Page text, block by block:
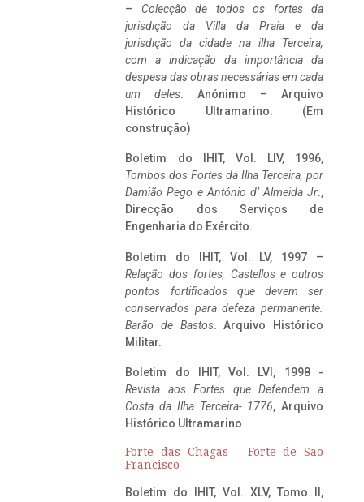
– Colecção de todos os fortes da
jurisdição da Villa da Praia e da
jurisdição da cidade na ilha Terceira,
com a indicação da importância da
despesa das obras necessárias em cada
um deles. Anónimo – Arquivo
Histórico Ultramarino. (Em
construção)
Boletim do IHIT, Vol. LIV, 1996,
Tombos dos Fortes da Ilha Terceira, por
Damião Pego e António d’ Almeida Jr.,
Direcção dos Serviços de
Engenharia do Exército.
Boletim do IHIT, Vol. LV, 1997 –
Relação dos fortes, Castellos e outros
pontos fortificados que devem ser
conservados para defeza permanente.
Barão de Bastos. Arquivo Histórico
Militar.
Boletim do IHIT, Vol. LVI, 1998 -
Revista aos Fortes que Defendem a
Costa da Ilha Terceira- 1776, Arquivo
Histórico Ultramarino
Forte das Chagas – Forte de São
Francisco
Boletim do IHIT, Vol. XLV, Tomo II,